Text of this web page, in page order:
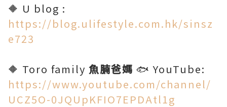
🔶 U blog :
https://blog.ulifestyle.com.hk/sinsz
e723
🔶 Toro family 魚腩爸媽 🐟 YouTube:
https://www.youtube.com/channel/
UCZ5O-0JQUpKFIO7EPDAtl1g